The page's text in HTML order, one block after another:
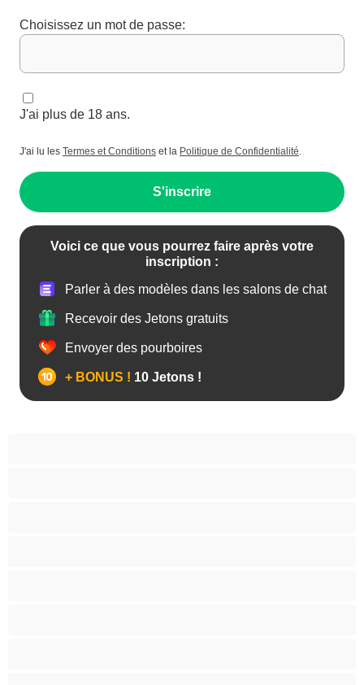
Choisissez un mot de passe:
J'ai plus de 18 ans.
J'ai lu les Termes et Conditions et la Politique de Confidentialité.
S'inscrire
Voici ce que vous pourrez faire après votre
inscription :
Parler à des modèles dans les salons de chat
Recevoir des Jetons gratuits
Envoyer des pourboires
+ BONUS ! 10 Jetons !